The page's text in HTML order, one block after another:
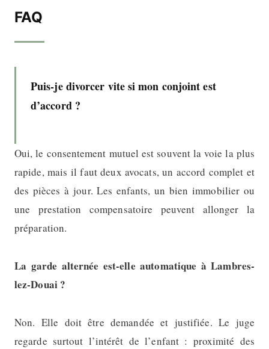
FAQ
Puis-je divorcer vite si mon conjoint est
d’accord ?
Oui, le consentement mutuel est souvent la voie la plus
rapide, mais il faut deux avocats, un accord complet et
des pièces à jour. Les enfants, un bien immobilier ou
une prestation compensatoire peuvent allonger la
préparation.
La garde alternée est-elle automatique à Lambres-
lez-Douai ?
Non. Elle doit être demandée et justifiée. Le juge
regarde surtout l’intérêt de l’enfant : proximité des